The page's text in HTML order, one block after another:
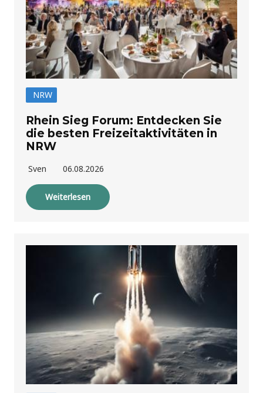
NRW
Rhein Sieg Forum: Entdecken Sie
die besten Freizeitaktivitäten in
NRW
Sven 06.08.2026
Weiterlesen